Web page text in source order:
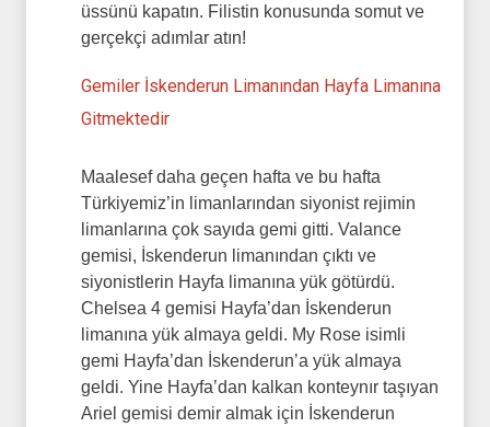
üssünü kapatın. Filistin konusunda somut ve
gerçekçi adımlar atın!
Gemiler İskenderun Limanından Hayfa Limanına
Gitmektedir
Maalesef daha geçen hafta ve bu hafta
Türkiyemiz’in limanlarından siyonist rejimin
limanlarına çok sayıda gemi gitti. Valance
gemisi, İskenderun limanından çıktı ve
siyonistlerin Hayfa limanına yük götürdü.
Chelsea 4 gemisi Hayfa’dan İskenderun
limanına yük almaya geldi. My Rose isimli
gemi Hayfa’dan İskenderun’a yük almaya
geldi. Yine Hayfa’dan kalkan konteynır taşıyan
Ariel gemisi demir almak için İskenderun